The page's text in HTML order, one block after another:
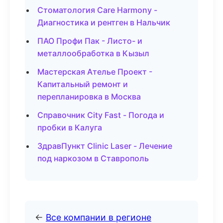
Стоматология Care Harmony -
Диагностика и рентген в Нальчик
ПАО Профи Пак - Листо- и
металлообработка в Кызыл
Мастерская Ателье Проект -
Капитальный ремонт и
перепланировка в Москва
Справочник City Fast - Погода и
пробки в Калуга
ЗдравПункт Clinic Laser - Лечение
под наркозом в Ставрополь
← Все компании в регионе